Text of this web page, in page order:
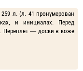
л. (л. 41 пронумерован
и инициалах. Перед
Переплет — доски в коже